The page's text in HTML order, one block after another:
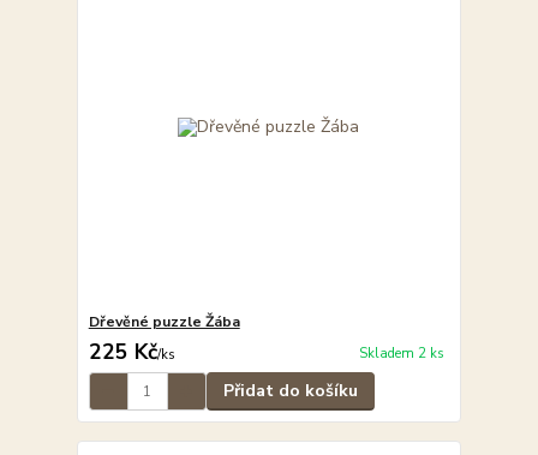
Dřevěné puzzle Žába
225 Kč/ks Skladem 2 ks
Přidat do košíku